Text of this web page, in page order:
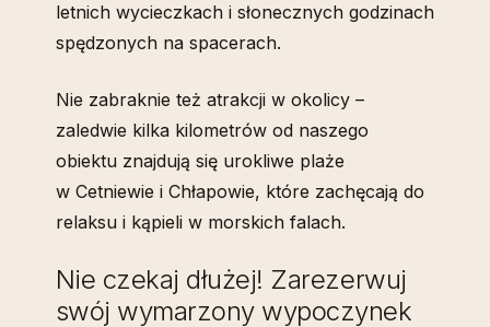
letnich wycieczkach i słonecznych godzinach
spędzonych na spacerach.
Nie zabraknie też atrakcji w okolicy –
zaledwie kilka kilometrów od naszego
obiektu znajdują się urokliwe plaże
w Cetniewie i Chłapowie, które zachęcają do
relaksu i kąpieli w morskich falach.
Nie czekaj dłużej! Zarezerwuj
swój wymarzony wypoczynek